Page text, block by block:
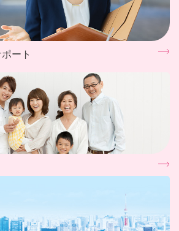
ート